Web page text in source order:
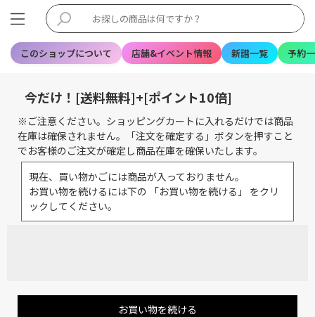
このショップについて 店舗&イベント情報 新譜一覧 予約
今だけ！[送料無料]+[ポイント10倍]
※ご注意ください。ショッピングカートに入れるだけでは商品
在庫は確保されません。「注文を確定する」ボタンを押すこと
でお客様のご注文が確定し商品在庫を確保いたします。
現在、買い物かごには商品が入っておりません。
お買い物を続けるには下の 「お買い物を続ける」 をクリ
ックしてください。
お買い物を続ける